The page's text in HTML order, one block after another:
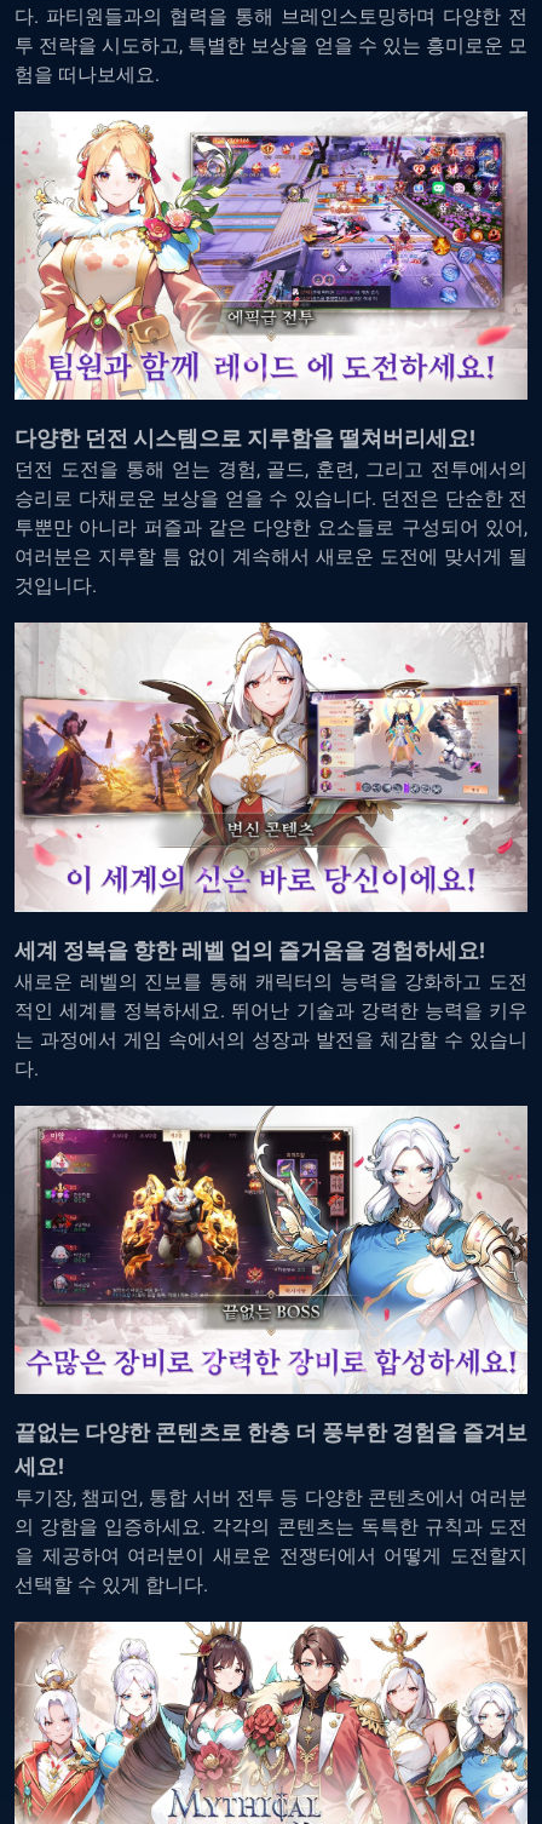
다. 파티원들과의 협력을 통해 브레인스토밍하며 다양한 전
투 전략을 시도하고, 특별한 보상을 얻을 수 있는 흥미로운 모
험을 떠나보세요.
다양한 던전 시스템으로 지루함을 떨쳐버리세요!
던전 도전을 통해 얻는 경험, 골드, 훈련, 그리고 전투에서의
승리로 다채로운 보상을 얻을 수 있습니다. 던전은 단순한 전
투뿐만 아니라 퍼즐과 같은 다양한 요소들로 구성되어 있어,
여러분은 지루할 틈 없이 계속해서 새로운 도전에 맞서게 될
것입니다.
세계 정복을 향한 레벨 업의 즐거움을 경험하세요!
새로운 레벨의 진보를 통해 캐릭터의 능력을 강화하고 도전
적인 세계를 정복하세요. 뛰어난 기술과 강력한 능력을 키우
는 과정에서 게임 속에서의 성장과 발전을 체감할 수 있습니
다.
끝없는 다양한 콘텐츠로 한층 더 풍부한 경험을 즐겨보
세요!
투기장, 챔피언, 통합 서버 전투 등 다양한 콘텐츠에서 여러분
의 강함을 입증하세요. 각각의 콘텐츠는 독특한 규칙과 도전
을 제공하여 여러분이 새로운 전쟁터에서 어떻게 도전할지
선택할 수 있게 합니다.